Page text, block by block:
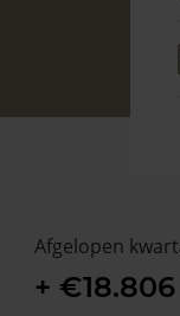
Afgelopen
+ €18.806